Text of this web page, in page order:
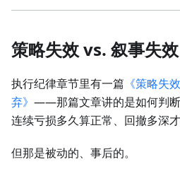
策略失效 vs. 叙事失效
执行纪律章节里有一篇 《策略失
弃》 ——那篇文章讲的是如何判断
连续亏损多久算正常、回撤多深才
但那是被动的、事后的。